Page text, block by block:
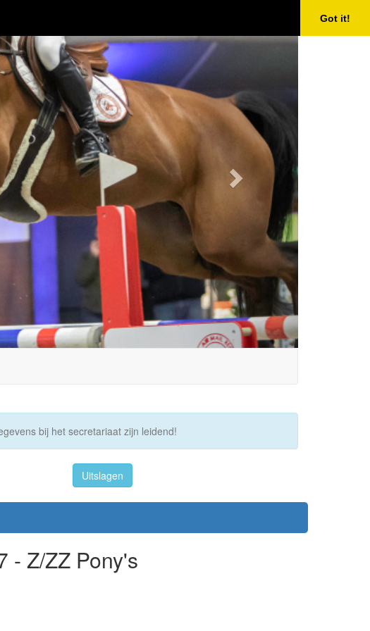
Got it!
bij het secretariaat zijn leidend!
Uitslagen
- Z/ZZ Pony's